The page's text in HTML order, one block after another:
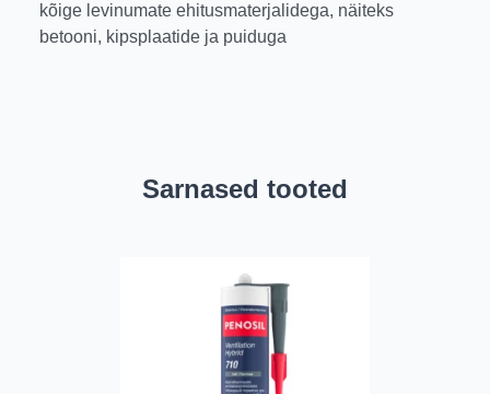
kõige levinumate ehitusmaterjalidega, näiteks
betooni, kipsplaatide ja puiduga
Sarnased tooted